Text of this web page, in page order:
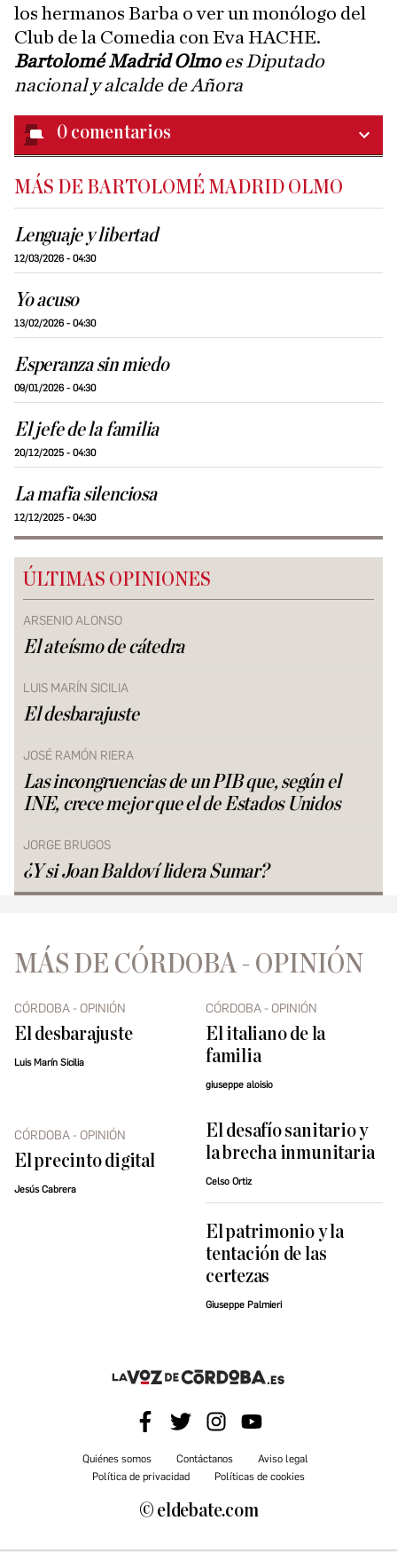
los hermanos Barba o ver un monólogo del
Club de la Comedia con Eva HACHE.
Bartolomé Madrid Olmoes Diputado
nacional y alcalde de Añora
0 comentarios
MÁS DE BARTOLOMÉ MADRID OLMO
Lenguaje y libertad
12/03/2026 - 04:30
Yo acuso
13/02/2026 - 04:30
Esperanza sin miedo
09/01/2026 - 04:30
El jefe de la familia
20/12/2025 - 04:30
La mafia silenciosa
12/12/2025 - 04:30
ÚLTIMAS OPINIONES
ARSENIO ALONSO
El ateísmo de cátedra
LUIS MARÍN SICILIA
El desbarajuste
JOSÉ RAMÓN RIERA
Las incongruencias de un PIB que, según el
INE, crece mejor que el de Estados Unidos
JORGE BRUGOS
¿Y si Joan Baldoví lidera Sumar?
MÁS DE CÓRDOBA - OPINIÓN
CÓRDOBA - OPINIÓN
El desbarajuste
Luis Marín Sicilia
CÓRDOBA - OPINIÓN
El italiano de la
familia
giuseppe aloisio
CÓRDOBA - OPINIÓN
El precinto digital
Jesús Cabrera
El desafío sanitario y
la brecha inmunitaria
Celso Ortiz
El patrimonio y la
tentación de las
certezas
Giuseppe Palmieri
Quiénes somos Contáctanos
Aviso legal
Política de privacidad
Políticas de cookies
© eldebate.com